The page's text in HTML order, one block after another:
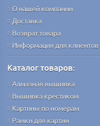
О нашей компании
Доставка
Возврат товара
Информация для клиентов
Каталог товаров:
Алмазная вышивка
Вышивка крестиком
Картины по номерам
Рамки для картин